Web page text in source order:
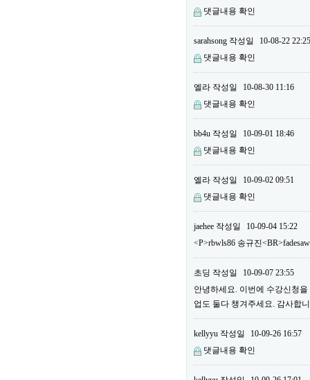
댓글내용 확인
sarahsong 작성일
10-08-22 22:25
댓글내용 확인
엘라 작성일
10-08-30 11:16
댓글내용 확인
bb4u 작성일
10-09-01 18:46
댓글내용 확인
엘라 작성일
10-09-02 09:51
댓글내용 확인
jaehee 작성일
10-09-04 15:22
<P>rbwls86 송규진
초딩 작성일
10-09-07 23:55
안녕하세요. 이번에 수강신청
업도 둘다 챙겨주세요. 감사합
kellyyu 작성일
10-09-26 16:57
댓글내용 확인